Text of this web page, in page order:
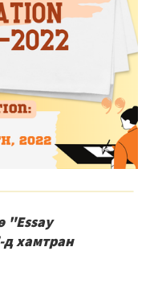
"Essay
хамтран